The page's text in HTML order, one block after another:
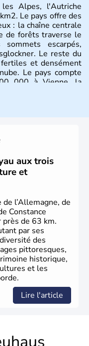
Alpes, l'Autriche
Le pays offre des
: la chaîne centrale
de forêts traverse le
escarpés,
Le reste du
et densément
Le pays compte
000 à Vienne, la
d'habitants.
nombreux artistes :
Freud, Romy
Anton Bruckner,
les plus
aux trois
et
l’Allemagne, de
Constance
de 63 km.
par ses
des
pittoresques,
historique,
et les
Lire l'article